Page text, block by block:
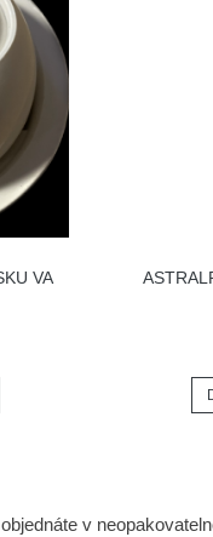
VA
v